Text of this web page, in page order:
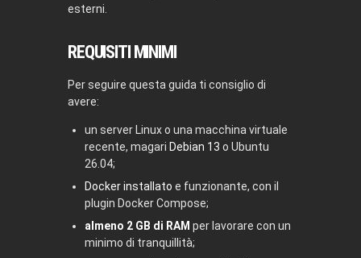
esterni.
REQUISITI MINIMI
Per seguire questa guida ti consiglio di
avere:
un server Linux o una macchina virtuale
recente, magari Debian 13 o Ubuntu
26.04;
Docker installato e funzionante, con il
plugin Docker Compose;
almeno 2 GB di RAM per lavorare con un
minimo di tranquillità;